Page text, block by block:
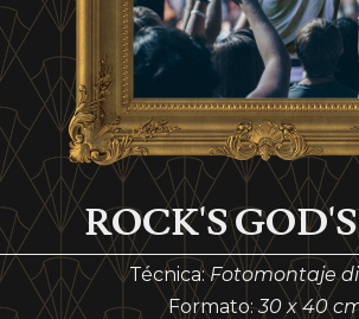
ROCK'S
Técnica:Fotomontaje
Formato:30 x 40